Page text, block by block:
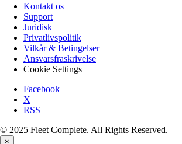
Kontakt os
Support
Juridisk
Privatlivspolitik
Vilkår & Betingelser
Ansvarsfraskrivelse
Cookie Settings
Facebook
X
RSS
© 2025 Fleet Complete. All Rights Reserved.
×